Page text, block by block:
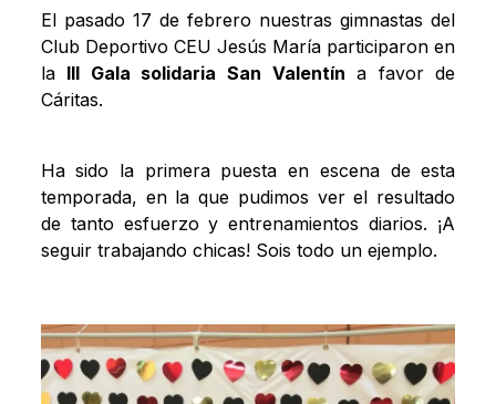
El pasado 17 de febrero nuestras gimnastas del
Club Deportivo CEU Jesús María participaron en
la III Gala solidaria San Valentín a favor de
Cáritas.
Ha sido la primera puesta en escena de esta
temporada, en la que pudimos ver el resultado
de tanto esfuerzo y entrenamientos diarios. ¡A
seguir trabajando chicas! Sois todo un ejemplo.